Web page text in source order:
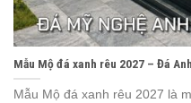
Mẫu Mộ đá xanh rêu 2027 – Đá
Mẫu Mộ đá xanh rêu 2027 là